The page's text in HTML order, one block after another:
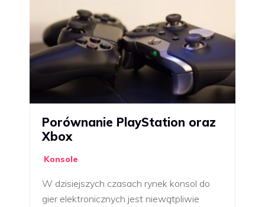
Porównanie PlayStation oraz
Xbox
Konsole
W dzisiejszych czasach rynek konsol do
gier elektronicznych jest niewątpliwie